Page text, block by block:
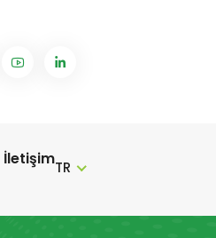
İletişimTR